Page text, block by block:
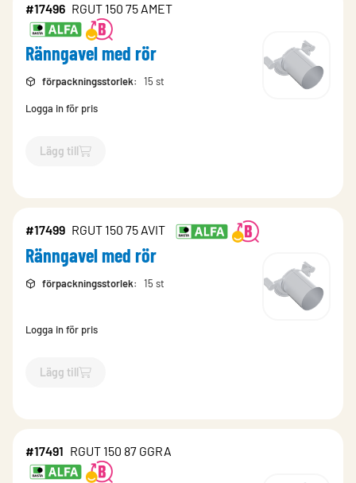
#17496 RGUT 150 75 AMET
Ränngavel med rör
förpackningsstorlek: 15 st
Logga in för pris
Lägg till
`$Lägg till
#17499 RGUT 150 75 AVIT
Ränngavel med rör
förpackningsstorlek: 15 st
Logga in för pris
Lägg till
`$Lägg till
#17491 RGUT 150 87 GGRA